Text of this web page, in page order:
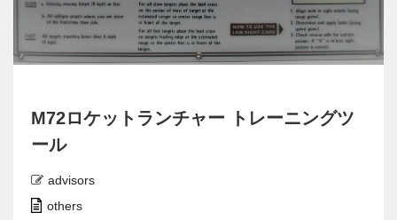
M72ロケットランチャー トレーニングツ
ール
advisors
others